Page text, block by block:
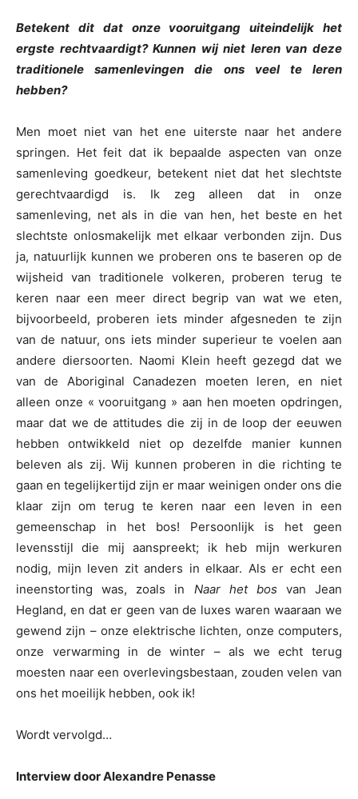
Betekent dit dat onze vooruitgang uiteindelijk het
ergste rechtvaardigt? Kunnen wij niet leren van deze
traditionele samenlevingen die ons veel te leren
hebben?
Men moet niet van het ene uiterste naar het andere
springen. Het feit dat ik bepaalde aspecten van onze
samenleving goedkeur, betekent niet dat het slechtste
gerechtvaardigd is. Ik zeg alleen dat in onze
samenleving, net als in die van hen, het beste en het
slechtste onlosmakelijk met elkaar verbonden zijn. Dus
ja, natuurlijk kunnen we proberen ons te baseren op de
wijsheid van traditionele volkeren, proberen terug te
keren naar een meer direct begrip van wat we eten,
bijvoorbeeld, proberen iets minder afgesneden te zijn
van de natuur, ons iets minder superieur te voelen aan
andere diersoorten. Naomi Klein heeft gezegd dat we
van de Aboriginal Canadezen moeten leren, en niet
alleen onze « vooruitgang » aan hen moeten opdringen,
maar dat we de attitudes die zij in de loop der eeuwen
hebben ontwikkeld niet op dezelfde manier kunnen
beleven als zij. Wij kunnen proberen in die richting te
gaan en tegelijkertijd zijn er maar weinigen onder ons die
klaar zijn om terug te keren naar een leven in een
gemeenschap in het bos! Persoonlijk is het geen
levensstijl die mij aanspreekt; ik heb mijn werkuren
nodig, mijn leven zit anders in elkaar. Als er echt een
ineenstorting was, zoals in Naar het bos van Jean
Hegland, en dat er geen van de luxes waren waaraan we
gewend zijn – onze elektrische lichten, onze computers,
onze verwarming in de winter – als we echt terug
moesten naar een overlevingsbestaan, zouden velen van
ons het moeilijk hebben, ook ik!
Wordt vervolgd…
Interview door Alexandre Penasse